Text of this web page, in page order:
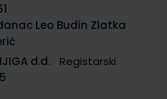
Leo Budin Zlatka
d.d.
Registarski